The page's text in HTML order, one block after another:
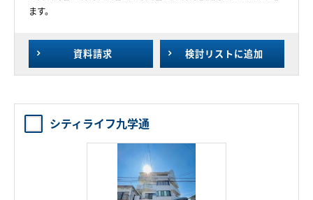
資料請求 検討リストに追加
ます。
シティライフ九学通